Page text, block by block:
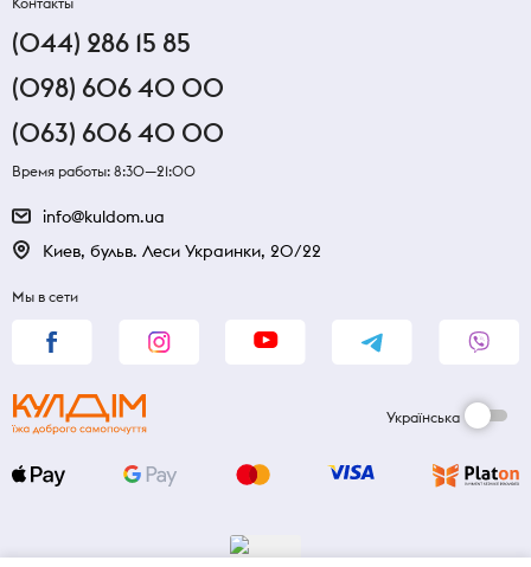
(044) 286 15 85
(098) 606 40 00
(063) 606 40 00
Время работы: 8:30—21:00
info@kuldom.ua
Киев, бульв. Леси Украинки, 20/22
Мы в сети
Українська